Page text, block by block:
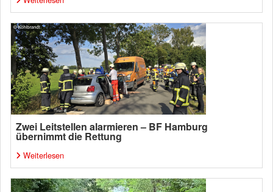
Zwei Leitstellen alarmieren – BF Hamburg
übernimmt die Rettung
Weiterlesen